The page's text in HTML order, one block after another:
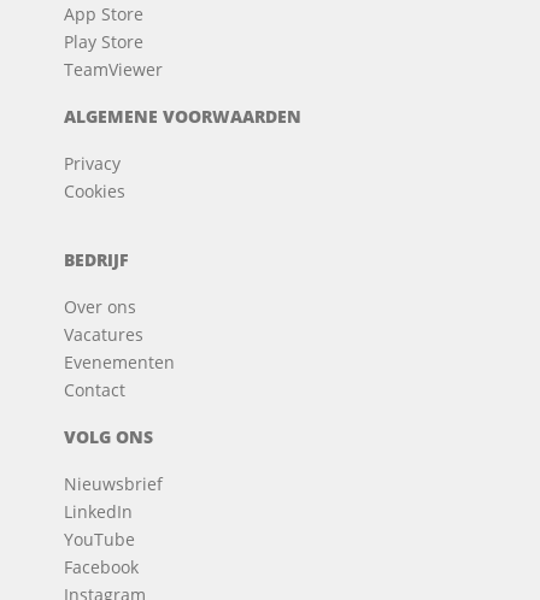
App Store
Play Store
TeamViewer
ALGEMENE VOORWAARDEN
Privacy
Cookies
BEDRIJF
Over ons
Vacatures
Evenementen
Contact
VOLG ONS
Nieuwsbrief
LinkedIn
YouTube
Facebook
Instagram